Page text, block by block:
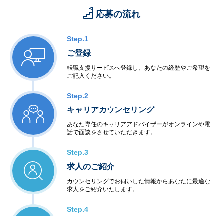
応募の流れ
Step.1
ご登録
転職支援サービスへ登録し、あなたの経歴やご希望を
ご記入ください。
Step.2
キャリアカウンセリング
あなた専任のキャリアアドバイザーがオンラインや電
話で面談をさせていただきます。
Step.3
求人のご紹介
カウンセリングでお伺いした情報からあなたに最適な
求人をご紹介いたします。
Step.4